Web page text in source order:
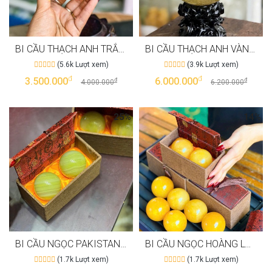
BI CẦU THẠCH ANH TRẮNG TINH THỂ 7A VIP MAY MĂN T3141
(5.6k Lượt xem)
3.500.000đ 4.000.000đ
BI CẦU THẠCH ANH VÀNG TINH THỂ 5A VIP MAY MẮN TÀI LỘC T3140
(3.9k Lượt xem)
6.000.000đ 6.200.000đ
25%
BI CẦU NGỌC PAKISTAN LĂN TAY GIÚP GIẢM ĐAU KHỚP T3064
(1.7k Lượt xem)
14%
BI CẦU NGỌC HOÀNG LONG LĂN TAY TỐT CHO SỨC KHOẺ
(1.7k Lượt xem)